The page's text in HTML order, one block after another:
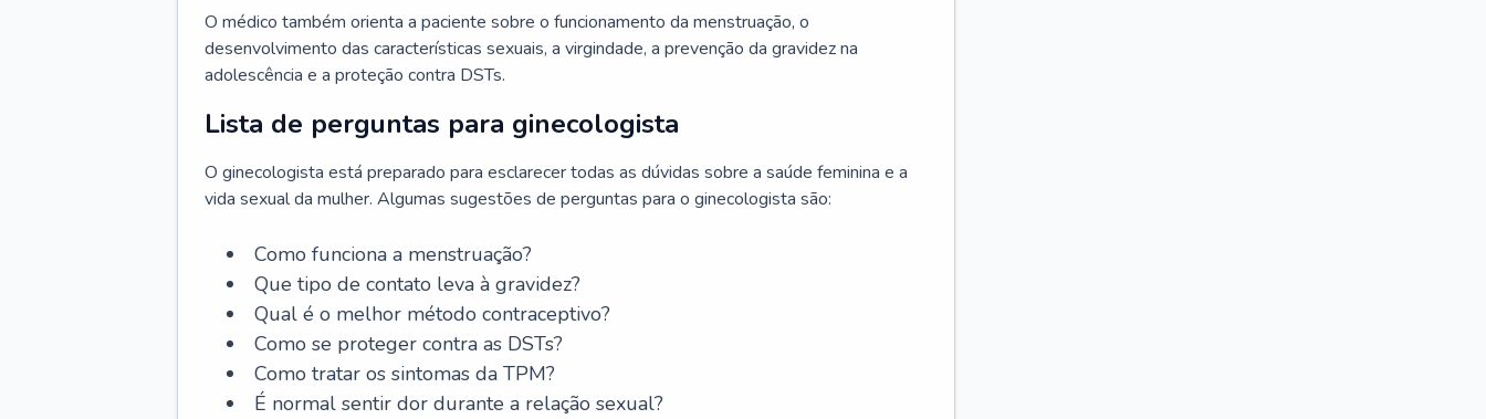
O médico também orienta a paciente sobre o funcionamento da menstruação, o
desenvolvimento das características sexuais, a virgindade, a prevenção da gravidez na
adolescência e a proteção contra DSTs.
Lista de perguntas para ginecologista
O ginecologista está preparado para esclarecer todas as dúvidas sobre a saúde feminina e a
vida sexual da mulher. Algumas sugestões de perguntas para o ginecologista são:
Como funciona a menstruação?
Que tipo de contato leva à gravidez?
Qual é o melhor método contraceptivo?
Como se proteger contra as DSTs?
Como tratar os sintomas da TPM?
É normal sentir dor durante a relação sexual?